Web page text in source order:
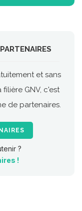
et sans
GNV, c'est
de partenaires.
?
!